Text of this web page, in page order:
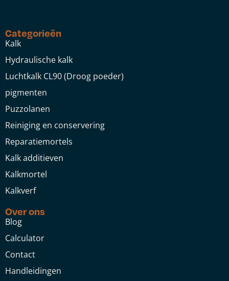
Categorieën
Kalk
Hydraulische kalk
Luchtkalk CL90 (Droog poeder)
pigmenten
Puzzolanen
Reiniging en conservering
Reparatiemortels
Kalk additieven
Kalkmortel
Kalkverf
Over ons
Blog
Calculator
Contact
Handleidingen